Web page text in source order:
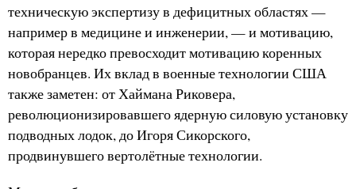
техническую экспертизу в дефицитных областях —
например в медицине и инженерии, — и мотивацию,
которая нередко превосходит мотивацию коренных
новобранцев. Их вклад в военные технологии США
также заметен: от Хаймана Риковера,
революционизировавшего ядерную силовую установку
подводных лодок, до Игоря Сикорского,
продвинувшего вертолётные технологии.